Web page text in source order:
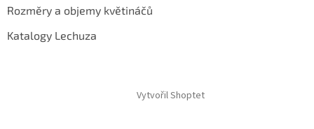
Rozměry a objemy květináčů
Katalogy Lechuza
Vytvořil Shoptet